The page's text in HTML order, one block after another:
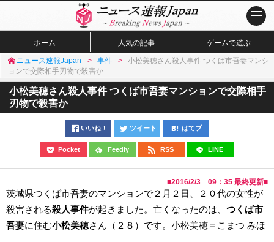
ホーム 人気の記事 ゲームで遊ぶ
ニュース速報Japan 事件
小松美穂さん殺人事件 つくば市吾妻マンシ
ョンで交際相手刃物で殺害か
小松美穂さん殺人事件 つくば市吾妻マンションで交際相手
刃物で殺害か
いいね！ ツイート はてブ
Pocket Feedly RSS LINE
■2016/2/3 09：35 最終更新■
茨城県つくば市吾妻のマンションで２月２日、２０代の女性が
殺害される殺人事件が起きました。亡くなったのは、 つくば市
吾妻に住む小松美穂さん（２８）です。小松美穂＝こまつ みほ